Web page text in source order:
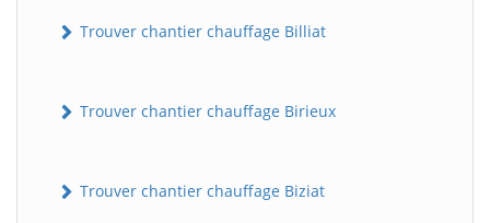
Trouver chantier chauffage Billiat
Trouver chantier chauffage Birieux
Trouver chantier chauffage Biziat